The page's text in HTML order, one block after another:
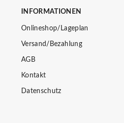
INFORMATIONEN
Onlineshop/Lageplan
Versand/Bezahlung
AGB
Kontakt
Datenschutz